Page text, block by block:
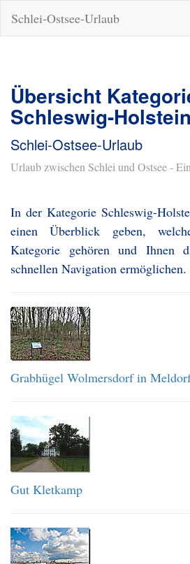
Schlei-Ostsee-Urlaub
Übersicht
Schleswig-Holstein
Schlei-Ostsee-Urlaub
Urlaub zwischen Schlei und Ostsee -
In der Kategorie Schleswig-
einen Überblick geben,
Kategorie gehören und Ihnen
schnellen Navigation ermöglichen.
Grabhügel Wolmersdorf in
Gut Kletkamp